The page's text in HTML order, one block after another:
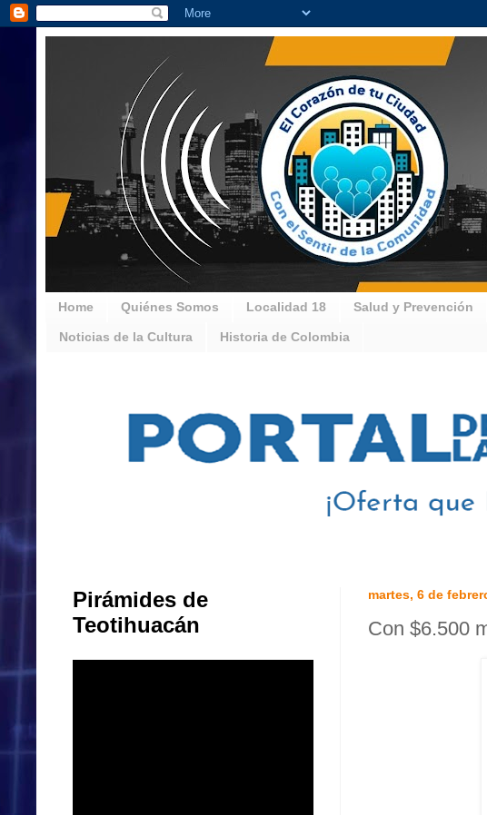
Home Quiénes Somos Localidad 18 Salud y Prevención
Noticias de la Cultura Historia de Colombia
martes, 6 de
Con $6.500
Pirámides de
Teotihuacán